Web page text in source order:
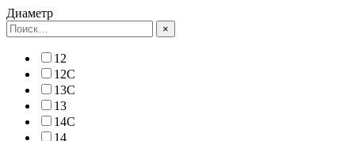
Диаметр
×
12
12C
13C
13
14C
14